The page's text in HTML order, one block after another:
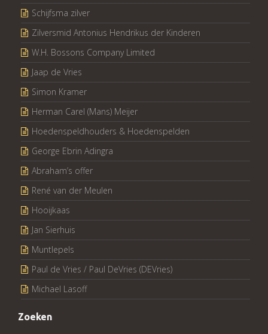
Schijfsma zilver
Zilversmid Antonius Hendrikus der Kinderen
W.H. Bossons Company Limited
Jaap de Vries
Simon Kramer
Herman Carel (Mans) Meijer
Hoedenspeldhouders & Hoedenspelden
George Ebrin Adingra
Abraham’s offer
René van der Meulen
Hooijkaas
Jan Sierhuis
Muntlepels
Paul de Vries / Paul DeVries (DEVries)
Michael Lasoff
Zoeken